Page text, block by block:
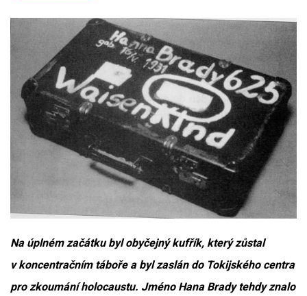
Na úplném začátku byl obyčejný kufřík, který zůstal
v koncentračním táboře a byl zaslán do Tokijského centra
pro zkoumání holocaustu. Jméno Hana Brady tehdy znalo